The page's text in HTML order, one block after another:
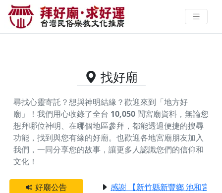
主神為西方三聖的好廟資料｜拜好
廟求好運 找到與您有緣的信仰
找好廟
尋找心靈寄託？想與神明結緣？歡迎來到「地方好
廟」！我們用心收錄了全台 10,050 間宮廟資料，無論您
想拜哪位神明、在哪個地區參拜，都能透過便捷的搜尋
功能，找到與您有緣的好廟。 也歡迎各地宮廟朋友加入
我們，一同分享您的故事，讓更多人認識您們的信仰和
文化！
好廟公告 感謝 【新竹縣新豐鄉 池和宮】